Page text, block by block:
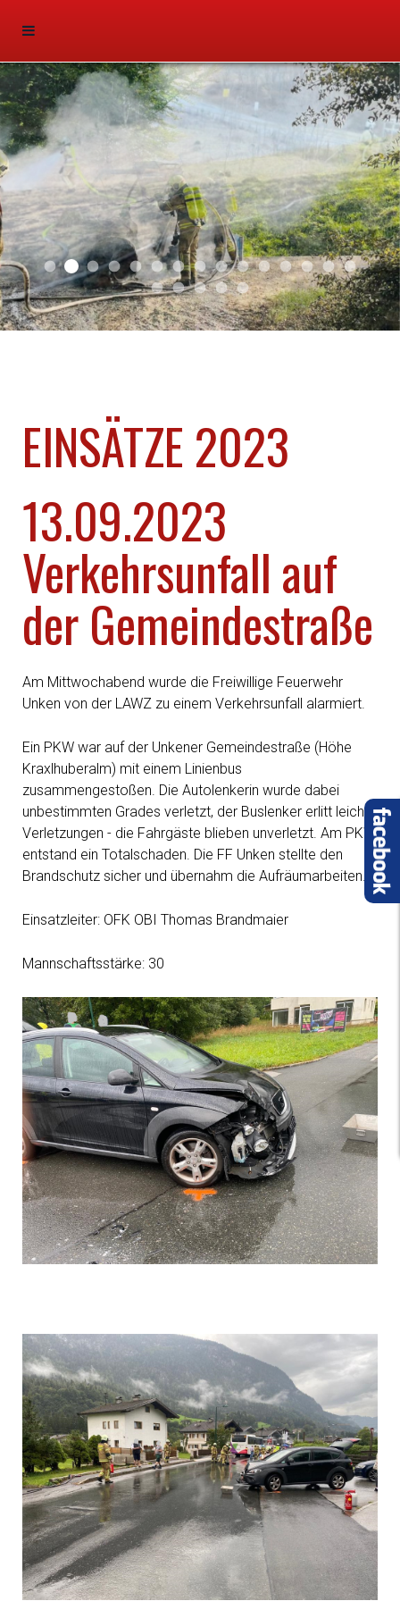
2026 012025 03
2025 022025 012024 042024 032024 022024 012023 032023 022023 012021 032021 012019 022019 01
Sliderfoto
2018 022018 032018 012016 05
EINSÄTZE 2023
13.09.2023
Verkehrsunfall auf
der Gemeindestraße
Am Mittwochabend wurde die Freiwillige Feuerwehr
Unken von der LAWZ zu einem Verkehrsunfall alarmiert.
Ein PKW war auf der Unkener Gemeindestraße (Höhe
Kraxlhuberalm) mit einem Linienbus
zusammengestoßen. Die Autolenkerin wurde dabei
unbestimmten Grades verletzt, der Buslenker erlitt leichte
Verletzungen - die Fahrgäste blieben unverletzt. Am PKW
entstand ein Totalschaden. Die FF Unken stellte den
Brandschutz sicher und übernahm die Aufräumarbeiten.
Einsatzleiter: OFK OBI Thomas Brandmaier
Mannschaftsstärke: 30